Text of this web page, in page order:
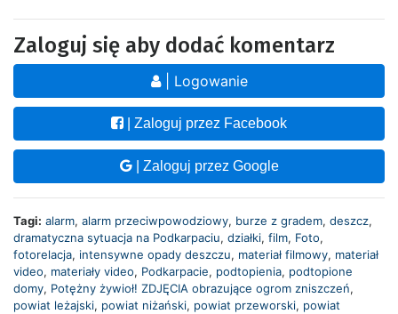
Zaloguj się aby dodać komentarz
| Logowanie
| Zaloguj przez Facebook
| Zaloguj przez Google
Tagi: alarm, alarm przeciwpowodziowy, burze z gradem, deszcz,
dramatyczna sytuacja na Podkarpaciu, działki, film, Foto,
fotorelacja, intensywne opady deszczu, materiał filmowy, materiał
video, materiały video, Podkarpacie, podtopienia, podtopione
domy, Potężny żywioł! ZDJĘCIA obrazujące ogrom zniszczeń,
powiat leżajski, powiat niżański, powiat przeworski, powiat